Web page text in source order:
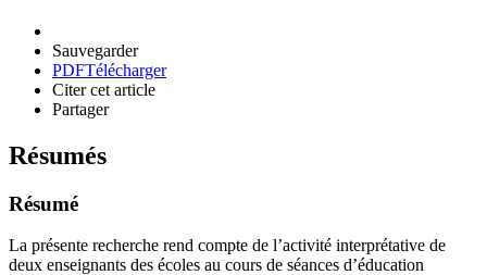
Sauvegarder
PDFTélécharger
Citer cet article
Partager
Résumés
Résumé
La présente recherche rend compte de l’activité interprétative de
deux enseignants des écoles au cours de séances d’éducation